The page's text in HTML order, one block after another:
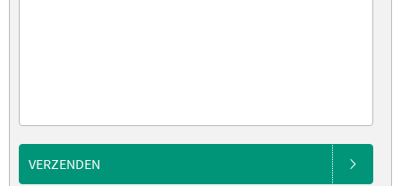
VERZENDEN